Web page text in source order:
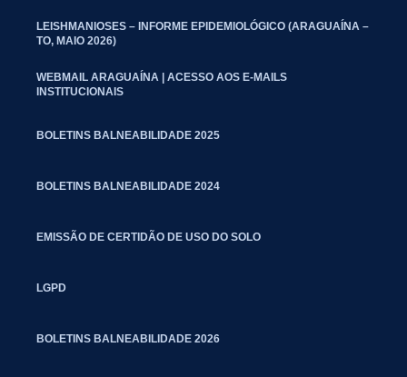
LEISHMANIOSES – INFORME EPIDEMIOLÓGICO (ARAGUAÍNA –
TO, MAIO 2026)
WEBMAIL ARAGUAÍNA | ACESSO AOS E-MAILS
INSTITUCIONAIS
BOLETINS BALNEABILIDADE 2025
BOLETINS BALNEABILIDADE 2024
EMISSÃO DE CERTIDÃO DE USO DO SOLO
LGPD
BOLETINS BALNEABILIDADE 2026